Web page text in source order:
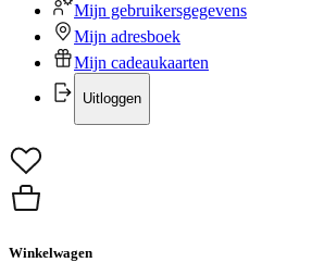
Mijn gebruikersgegevens
Mijn adresboek
Mijn cadeaukaarten
Uitloggen
Winkelwagen